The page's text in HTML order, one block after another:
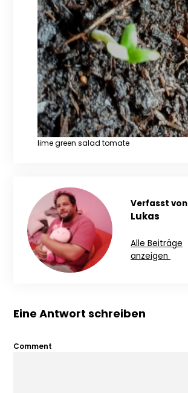
lime green salad tomate
Verfasst
Lukas
Alle Beiträge
anzeigen
Eine Antwort schreiben
Comment